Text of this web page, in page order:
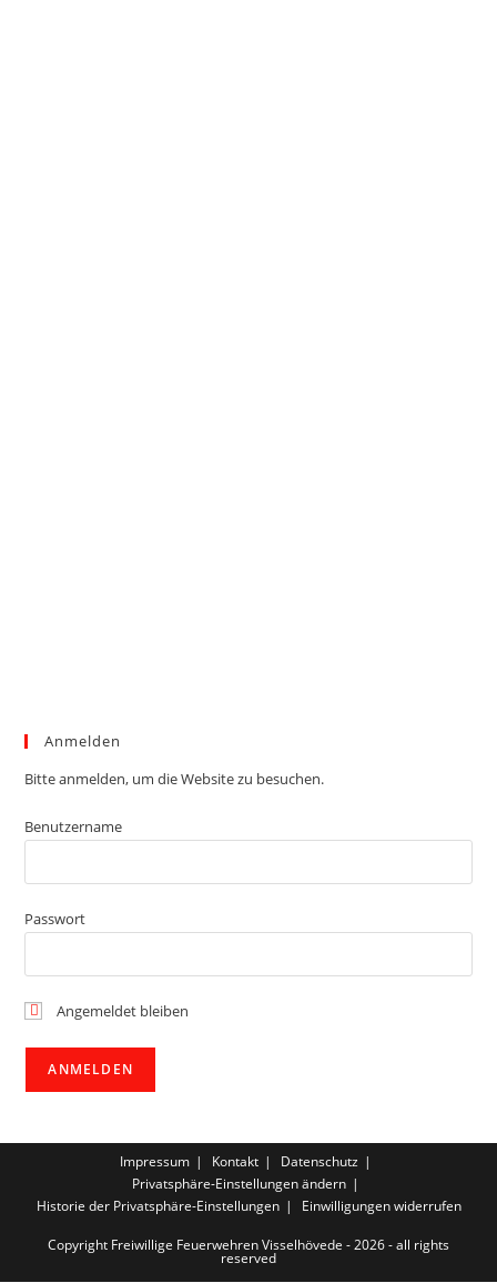
Anmelden
Bitte anmelden, um die Website zu besuchen.
Benutzername
Passwort
Angemeldet bleiben
Impressum Kontakt
Datenschutz
Privatsphäre-Einstellungen ändern
Historie der Privatsphäre-Einstellungen
Einwilligungen widerrufen
Copyright Freiwillige Feuerwehren Visselhövede - 2026 - all rights
reserved